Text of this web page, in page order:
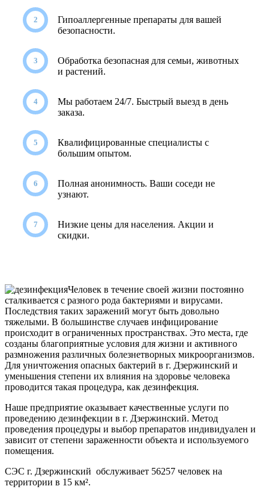
Гипоаллергенные препараты для вашей
безопасности.
Обработка безопасная для семьи, животных
и растений.
Мы работаем 24/7. Быстрый выезд в день
заказа.
Квалифицированные специалисты с
большим опытом.
Полная анонимность. Ваши соседи не
узнают.
Низкие цены для населения. Акции и
скидки.
Человек в течение своей жизни постоянно
сталкивается с разного рода бактериями и вирусами.
Последствия таких заражений могут быть довольно
тяжелыми. В большинстве случаев инфицирование
происходит в ограниченных пространствах. Это места, где
созданы благоприятные условия для жизни и активного
размножения различных болезнетворных микроорганизмов.
Для уничтожения опасных бактерий в г. Дзержинский и
уменьшения степени их влияния на здоровье человека
проводится такая процедура, как дезинфекция.
Наше предприятие оказывает качественные услуги по
проведению дезинфекции в г. Дзержинский. Метод
проведения процедуры и выбор препаратов индивидуален и
зависит от степени зараженности объекта и используемого
помещения.
СЭС г. Дзержинский обслуживает 56257 человек на
территории в 15 км².